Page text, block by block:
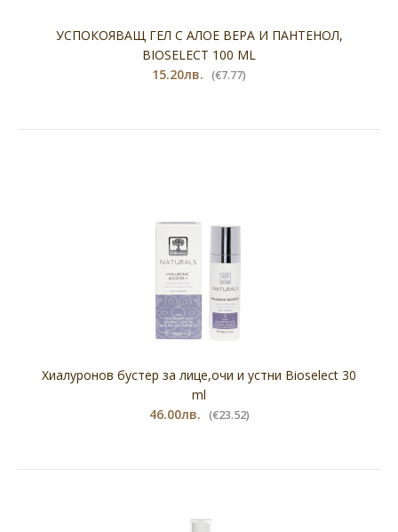
УСПОКОЯВАЩ ГЕЛ С АЛОЕ ВЕРА И ПАНТЕНОЛ,
BIOSELECT 100 ML
15.20лв. (€7.77)
Хиалуронов бустер за лице,очи и устни Bioselect 30
ml
46.00лв. (€23.52)